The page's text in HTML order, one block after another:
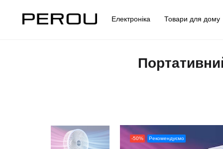
Електроніка Товари для
-50% Рекомендуємо